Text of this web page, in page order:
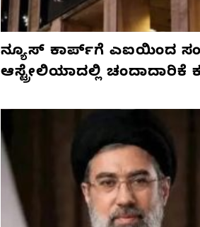
ನ್ಯೂಸ್ ಕಾರ್ಪ್‌ಗೆ ಎಐಯಿಂದ
ಆಸ್ಟ್ರೇಲಿಯಾದಲ್ಲಿ ಚಂದಾದಾರಿಕೆ